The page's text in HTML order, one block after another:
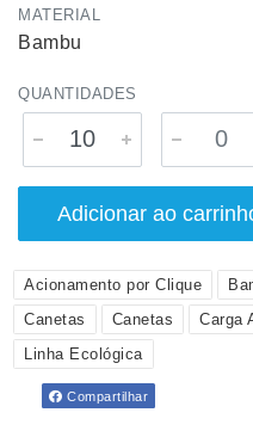
MATERIAL
Bambu
QUANTIDADES
Adicionar ao
Acionamento por Clique
Canetas
Canetas Carga
Linha Ecológica
Compartilhar